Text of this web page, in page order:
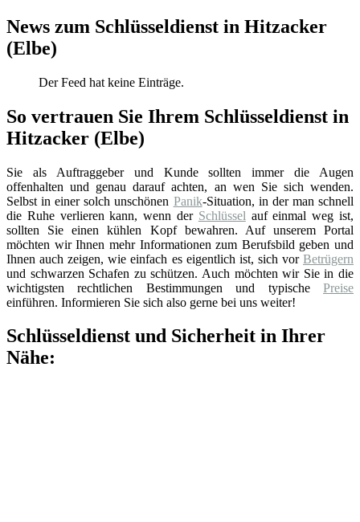
News zum Schlüsseldienst in Hitzacker
(Elbe)
Der Feed hat keine Einträge.
So vertrauen Sie Ihrem Schlüsseldienst in
Hitzacker (Elbe)
Sie als Auftraggeber und Kunde sollten immer die Augen
offenhalten und genau darauf achten, an wen Sie sich wenden.
Selbst in einer solch unschönen Panik-Situation, in der man schnell
die Ruhe verlieren kann, wenn der Schlüssel auf einmal weg ist,
sollten Sie einen kühlen Kopf bewahren. Auf unserem Portal
möchten wir Ihnen mehr Informationen zum Berufsbild geben und
Ihnen auch zeigen, wie einfach es eigentlich ist, sich vor Betrügern
und schwarzen Schafen zu schützen. Auch möchten wir Sie in die
wichtigsten rechtlichen Bestimmungen und typische Preise
einführen. Informieren Sie sich also gerne bei uns weiter!
Schlüsseldienst und Sicherheit in Ihrer
Nähe: